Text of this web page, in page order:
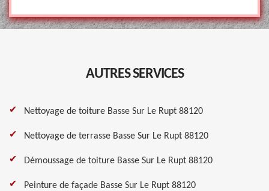
AUTRES SERVICES
Nettoyage de toiture Basse Sur Le Rupt 88120
Nettoyage de terrasse Basse Sur Le Rupt 88120
Démoussage de toiture Basse Sur Le Rupt 88120
Peinture de façade Basse Sur Le Rupt 88120